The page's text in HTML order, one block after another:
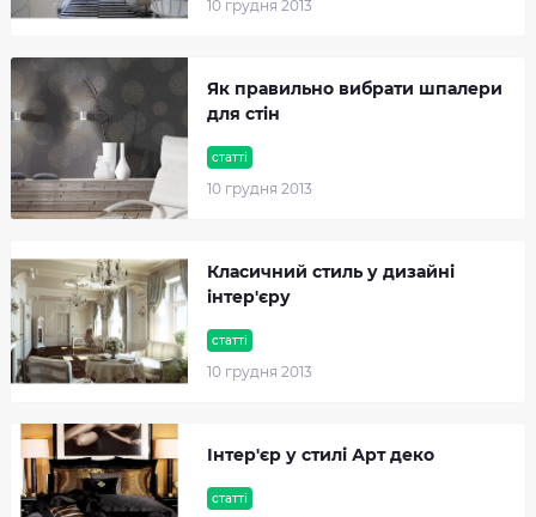
10 грудня 2013
статті
10 грудня 2013
Як правильно вибрати шпалери
для стін
статті
10 грудня 2013
Класичний стиль у дизайні
інтер'єру
статті
Інтер'єр у стилі Арт деко